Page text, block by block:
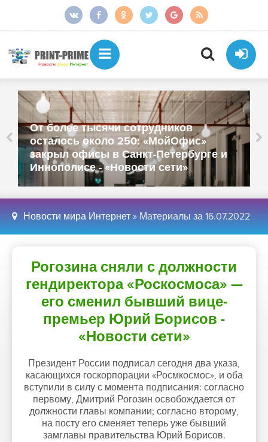
От более тысячи сотрудников
осталось около 250: «МойОфис»
закрыл офисы в Санкт-Петербурге и
Иннополисе - «Новости сети»
Новости мира Интернет » Материалы за 16.07.2022
Рогозина сняли с должности
гендиректора «Роскосмоса» —
его сменил бывший вице-
премьер Юрий Борисов -
«Новости сети»
Президент России подписал сегодня два указа,
касающихся госкорпорации «Росмкосмос», и оба
вступили в силу с момента подписания: согласно
первому, Дмитрий Рогозин освобождается от
должности главы компании; согласно второму,
на посту его сменяет теперь уже бывший
замглавы правительства Юрий Борисов.